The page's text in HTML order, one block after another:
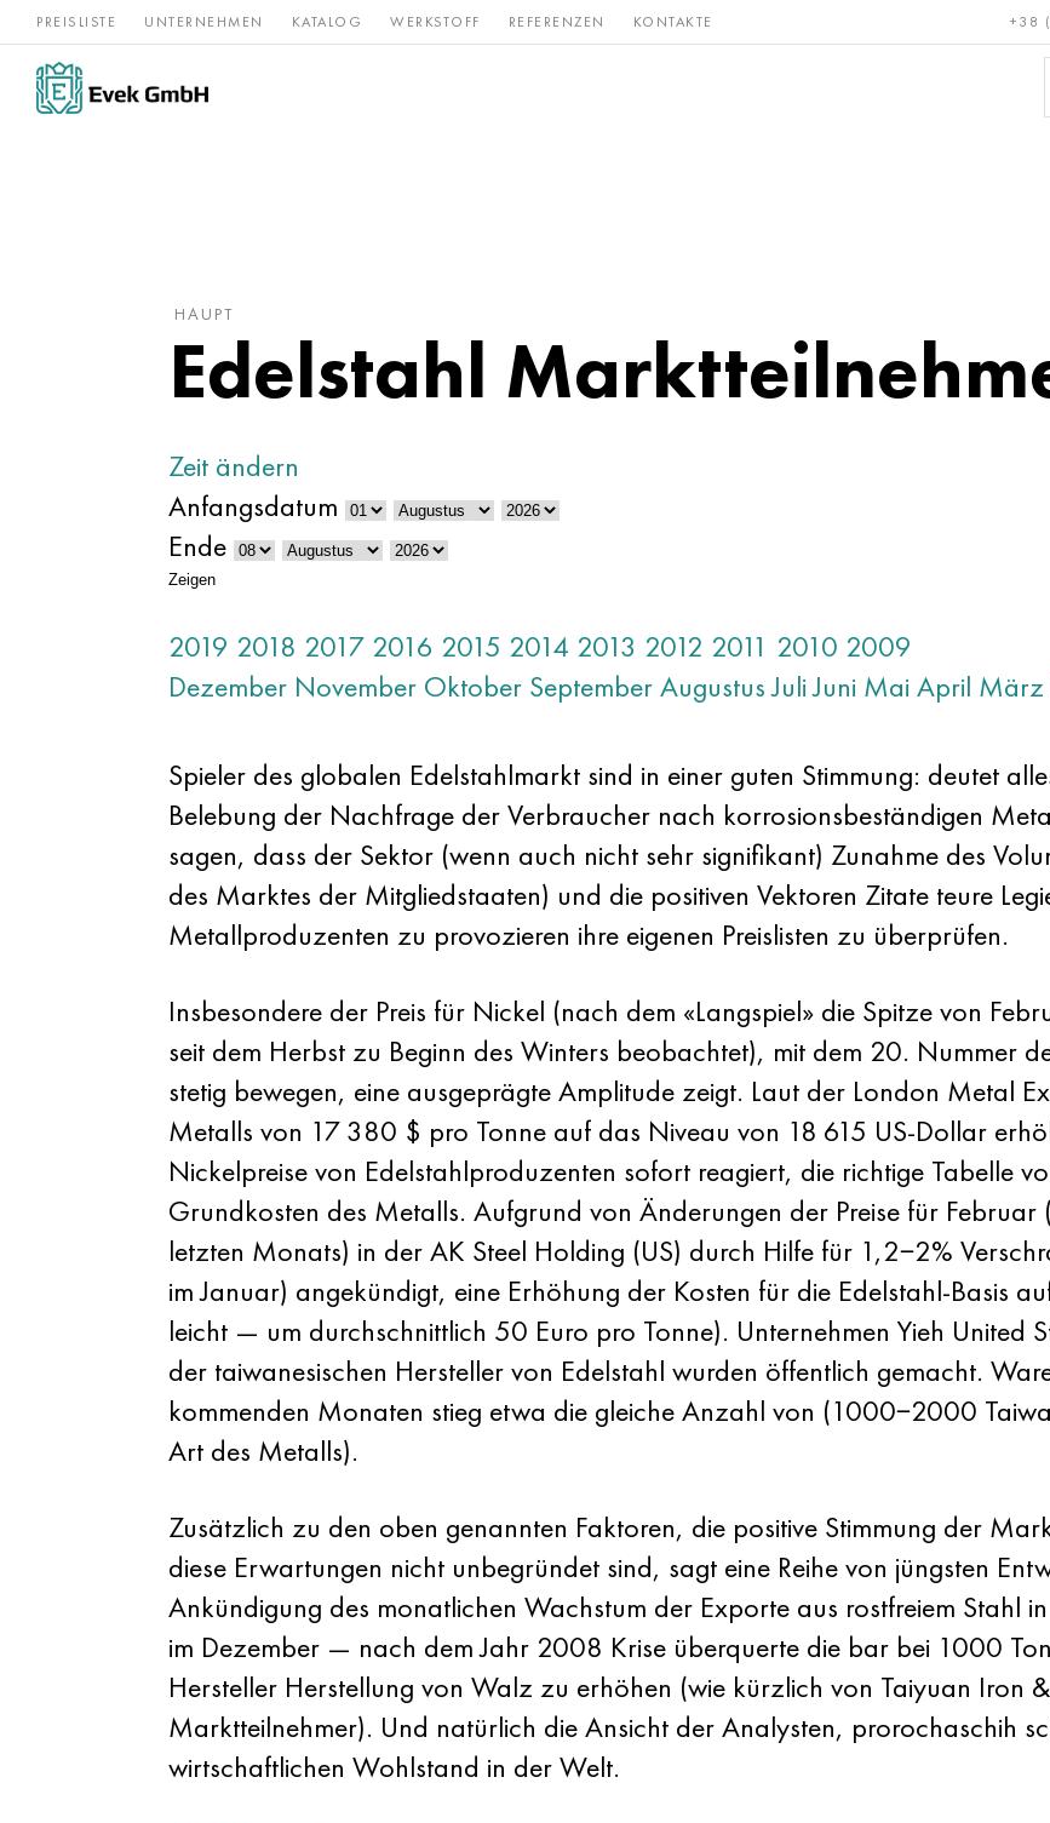
PREISLISTE UNTERNEHMEN KATALOG WERKSTOFF REFERENZEN KONTAKTE +38
Nickel Rostfreier Seltene Erden & Bronze, Kupfer,
HAUPT
Edelstahl
Zeit ändern
Anfangsdatum
Ende
Zeigen
2019 2018 2017 2016 2015 2014 2013 2012 2011 2010 2009
Dezember November Oktober SeptemberAugustus Juli Juni Mai April März
Spieler des globalen Edelstahlmarkt sind in einer guten Stimmung: deutet
Belebung der Nachfrage der Verbraucher nach korrosionsbeständigen
sagen, dass der Sektor (wenn auch nicht sehr signifikant) Zunahme des
des Marktes der Mitgliedstaaten) und die positiven Vektoren Zitate teure
Metallproduzenten zu provozieren ihre eigenen Preislisten zu überprüfen.
Insbesondere der Preis für Nickel (nach dem «Langspiel» die Spitze von
seit dem Herbst zu Beginn des Winters beobachtet), mit dem 20. Nummer
stetig bewegen, eine ausgeprägte Amplitude zeigt. Laut der London Metal
Metalls von 17 380 $ pro Tonne auf das Niveau von 18 615 US-Dollar
Nickelpreise von Edelstahlproduzenten sofort reagiert, die richtige Tabelle
Grundkosten des Metalls. Aufgrund von Änderungen der Preise für
letzten Monats) in der AK Steel Holding (US) durch Hilfe für 1,2−2%
im Januar) angekündigt, eine Erhöhung der Kosten für die Edelstahl-Basis
leicht — um durchschnittlich 50 Euro pro Tonne). Unternehmen Yieh United
der taiwanesischen Hersteller von Edelstahl wurden öffentlich gemacht.
kommenden Monaten stieg etwa die gleiche Anzahl von (1000−2000
Art des Metalls).
Zusätzlich zu den oben genannten Faktoren, die positive Stimmung der
diese Erwartungen nicht unbegründet sind, sagt eine Reihe von jüngsten
Ankündigung des monatlichen Wachstum der Exporte aus rostfreiem Stahl
im Dezember — nach dem Jahr 2008 Krise überquerte die bar bei 1000
Hersteller Herstellung von Walz zu erhöhen (wie kürzlich von Taiyuan Iron
Marktteilnehmer). Und natürlich die Ansicht der Analysten, prorochaschih
wirtschaftlichen Wohlstand in der Welt.